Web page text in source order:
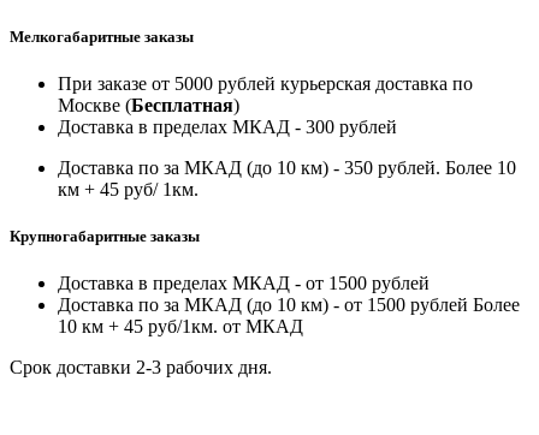
Мелкогабаритные заказы
При заказе от 5000 рублей курьерская доставка по
Москве (Бесплатная)
Доставка в пределах МКАД - 300 рублей
Доставка по за МКАД (до 10 км) - 350 рублей. Более 10
км + 45 руб/ 1км.
Крупногабаритные заказы
Доставка в пределах МКАД - от 1500 рублей
Доставка по за МКАД (до 10 км) - от 1500 рублей Более
10 км + 45 руб/1км. от МКАД
Срок доставки 2-3 рабочих дня.